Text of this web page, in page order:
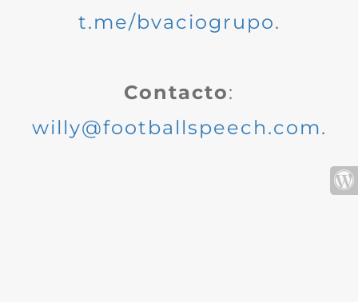
t.me/bvaciogrupo.
Contacto:
willy@footballspeech.com.